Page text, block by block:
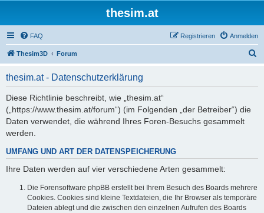
thesim.at
FAQ Anmelden
Registrieren
Thesim3D Forum
thesim.at - Datenschutzerklärung
Diese Richtlinie beschreibt, wie „thesim.at“
(„https://www.thesim.at/forum“) (im Folgenden „der Betreiber“) die
Daten verwendet, die während Ihres Foren-Besuchs gesammelt
werden.
UMFANG UND ART DER DATENSPEICHERUNG
Ihre Daten werden auf vier verschiedene Arten gesammelt:
Die Forensoftware phpBB erstellt bei Ihrem Besuch des Boards mehrere
Cookies. Cookies sind kleine Textdateien, die Ihr Browser als temporäre
Dateien ablegt und die zwischen den einzelnen Aufrufen des Boards